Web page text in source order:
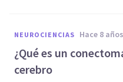
NEUROCIENCIAS hace 8 años
¿Qué es un
cerebro